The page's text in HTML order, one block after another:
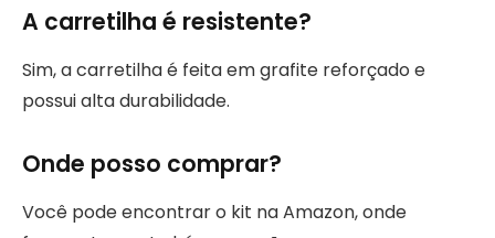
A carretilha é resistente?
Sim, a carretilha é feita em grafite reforçado e
possui alta durabilidade.
Onde posso comprar?
Você pode encontrar o kit na Amazon, onde